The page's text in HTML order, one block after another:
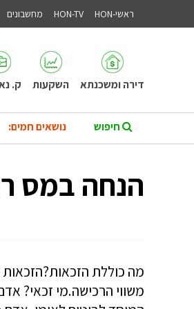
ראשי-HON HON-TV מחשבונים
דירה ומשכנתא השקעות ק.
נושאים חמים:
הנחה במס